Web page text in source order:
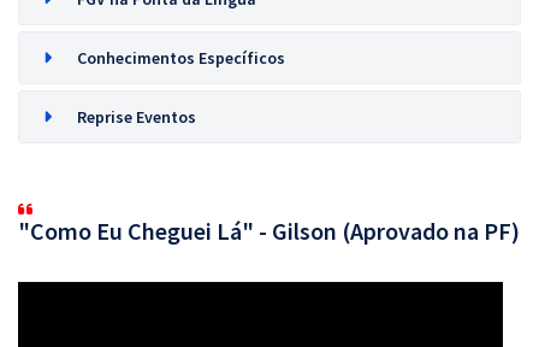
Conhecimentos Específicos
Reprise Eventos
"Como Eu Cheguei Lá" - Gilson (Aprovado na PF)